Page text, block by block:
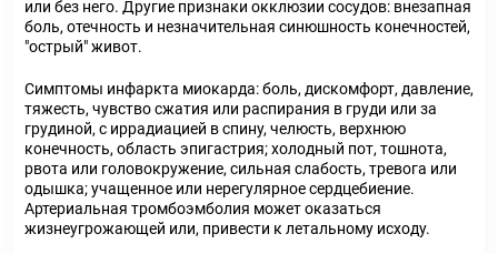
или без него. Другие признаки окклюзии сосудов: внезапная
боль, отечность и незначительная синюшность конечностей,
"острый" живот.
Симптомы инфаркта миокарда: боль, дискомфорт, давление,
тяжесть, чувство сжатия или распирания в груди или за
грудиной, с иррадиацией в спину, челюсть, верхнюю
конечность, область эпигастрия; холодный пот, тошнота,
рвота или головокружение, сильная слабость, тревога или
одышка; учащенное или нерегулярное сердцебиение.
Артериальная тромбоэмболия может оказаться
жизнеугрожающей или, привести к летальному исходу.